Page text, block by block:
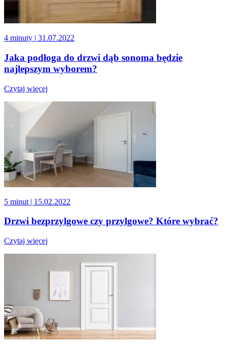
4 minuty | 31.07.2022
Jaka podłoga do drzwi dąb sonoma będzie
najlepszym wyborem?
Czytaj więcej
5 minut | 15.02.2022
Drzwi bezprzylgowe czy przylgowe? Które wybrać?
Czytaj więcej